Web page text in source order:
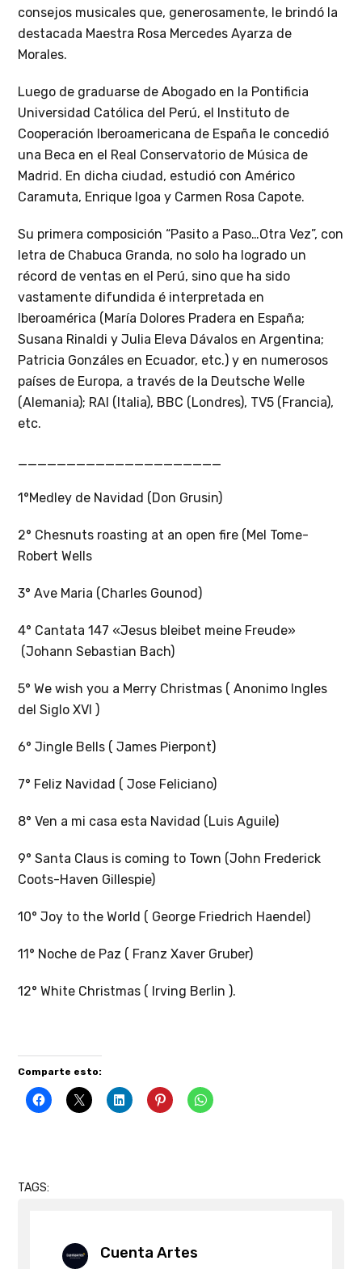
consejos musicales que, generosamente, le brindó la
destacada Maestra Rosa Mercedes Ayarza de
Morales.
Luego de graduarse de Abogado en la Pontificia
Universidad Católica del Perú, el Instituto de
Cooperación Iberoamericana de España le concedió
una Beca en el Real Conservatorio de Música de
Madrid. En dicha ciudad, estudió con Américo
Caramuta, Enrique Igoa y Carmen Rosa Capote.
Su primera composición “Pasito a Paso…Otra Vez”, con
letra de Chabuca Granda, no solo ha logrado un
récord de ventas en el Perú, sino que ha sido
vastamente difundida é interpretada en
Iberoamérica (María Dolores Pradera en España;
Susana Rinaldi y Julia Eleva Dávalos en Argentina;
Patricia Gonzáles en Ecuador, etc.) y en numerosos
países de Europa, a través de la Deutsche Welle
(Alemania); RAI (Italia), BBC (Londres), TV5 (Francia),
etc.
1°Medley de Navidad (Don Grusin)
2° Chesnuts roasting at an open fire (Mel Tome-
Robert Wells
3° Ave Maria (Charles Gounod)
4° Cantata 147 «Jesus bleibet meine Freude»
(Johann Sebastian Bach)
5° We wish you a Merry Christmas ( Anonimo Ingles
del Siglo XVI )
6° Jingle Bells ( James Pierpont)
7° Feliz Navidad ( Jose Feliciano)
8° Ven a mi casa esta Navidad (Luis Aguile)
9° Santa Claus is coming to Town (John Frederick
Coots-Haven Gillespie)
10° Joy to the World ( George Friedrich Haendel)
11° Noche de Paz ( Franz Xaver Gruber)
12° White Christmas ( Irving Berlin ).
Comparte esto:
TAGS:
Cuenta Artes